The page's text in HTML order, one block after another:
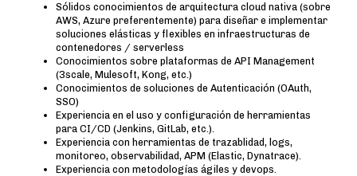
Sólidos conocimientos de arquitectura cloud nativa (sobre
AWS, Azure preferentemente) para diseñar e implementar
soluciones elásticas y flexibles en infraestructuras de
contenedores / serverless
Conocimientos sobre plataformas de API Management
(3scale, Mulesoft, Kong, etc.)
Conocimientos de soluciones de Autenticación (OAuth,
SSO)
Experiencia en el uso y configuración de herramientas
para CI/CD (Jenkins, GitLab, etc.).
Experiencia con herramientas de trazablidad, logs,
monitoreo, observabilidad, APM (Elastic, Dynatrace).
Experiencia con metodologías ágiles y devops.